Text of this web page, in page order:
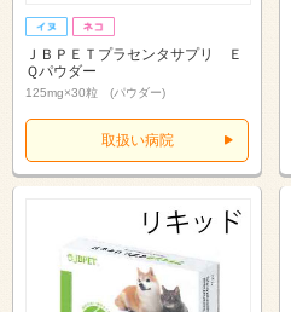
ＪＢＰＥＴプラセンタサプリ Ｅ
Ｑパウダー
125mg×30粒 (パウダー)
取扱い病院